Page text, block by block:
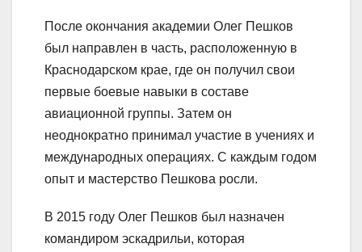
После окончания академии Олег Пешков
был направлен в часть, расположенную в
Краснодарском крае, где он получил свои
первые боевые навыки в составе
авиационной группы. Затем он
неоднократно принимал участие в учениях и
международных операциях. С каждым годом
опыт и мастерство Пешкова росли.
В 2015 году Олег Пешков был назначен
командиром эскадрильи, которая